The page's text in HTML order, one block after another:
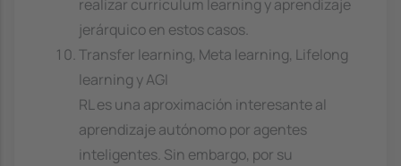
realizar curriculum learning y aprendizaje
jerárquico en estos casos.
Transfer learning, Meta learning, Lifelong
learning y AGI
RL es una aproximación interesante al
aprendizaje autónomo por agentes
inteligentes. Sin embargo, por su